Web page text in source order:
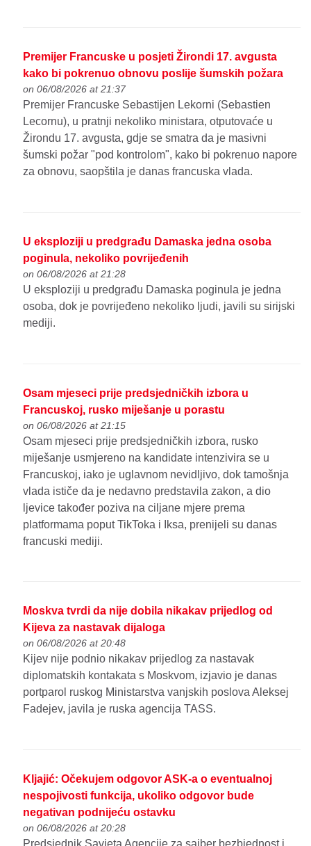
Premijer Francuske u posjeti Žirondi 17. avgusta
kako bi pokrenuo obnovu poslije šumskih požara
on 06/08/2026 at 21:37
Premijer Francuske Sebastijen Lekorni (Sebastien
Lecornu), u pratnji nekoliko ministara, otputovaće u
Žirondu 17. avgusta, gdje se smatra da je masivni
šumski požar "pod kontrolom", kako bi pokrenuo napore
za obnovu, saopštila je danas francuska vlada.
U eksploziji u predgrađu Damaska jedna osoba
poginula, nekoliko povrijeđenih
on 06/08/2026 at 21:28
U eksploziji u predgrađu Damaska poginula je jedna
osoba, dok je povrijeđeno nekoliko ljudi, javili su sirijski
mediji.
Osam mjeseci prije predsjedničkih izbora u
Francuskoj, rusko miješanje u porastu
on 06/08/2026 at 21:15
Osam mjeseci prije predsjedničkih izbora, rusko
miješanje usmjereno na kandidate intenzivira se u
Francuskoj, iako je uglavnom nevidljivo, dok tamošnja
vlada ističe da je nedavno predstavila zakon, a dio
ljevice također poziva na ciljane mjere prema
platformama poput TikToka i Iksa, prenijeli su danas
francuski mediji.
Moskva tvrdi da nije dobila nikakav prijedlog od
Kijeva za nastavak dijaloga
on 06/08/2026 at 20:48
Kijev nije podnio nikakav prijedlog za nastavak
diplomatskih kontakata s Moskvom, izjavio je danas
portparol ruskog Ministarstva vanjskih poslova Aleksej
Fadejev, javila je ruska agencija TASS.
Kljajić: Očekujem odgovor ASK-a o eventualnoj
nespojivosti funkcija, ukoliko odgovor bude
negativan podnijeću ostavku
on 06/08/2026 at 20:28
Predsjednik Savjeta Agencije za sajber bezbjednost i